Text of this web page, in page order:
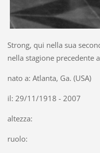
Strong, qui nella sua
nella stagione precedente
nato a: Atlanta, Ga. (USA)
il: 29/11/1918 - 2007
altezza:
ruolo: